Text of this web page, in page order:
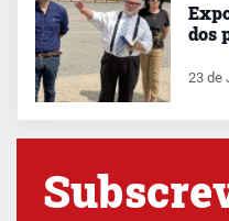
dos
23 de